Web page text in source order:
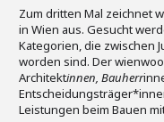
Zum dritten Mal zeichnet
in Wien aus. Gesucht
Kategorien, die zwischen
worden sind. Der
Architektinnen, Bauherr
Leistungen beim Bauen